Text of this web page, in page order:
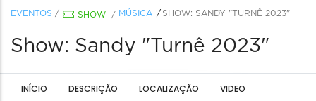
EVENTOS / SHOW / MÚSICA SHOW: SANDY "TURNÊ 2023"
Show: Sandy "Turnê 2023"
INÍCIO DESCRIÇÃO LOCALIZAÇÃO VIDEO